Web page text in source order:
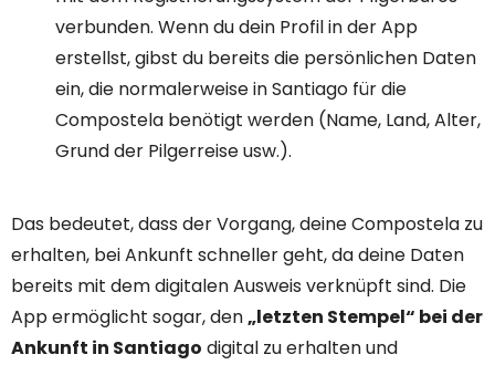
verbunden. Wenn du dein Profil in der App
erstellst, gibst du bereits die persönlichen Daten
ein, die normalerweise in Santiago für die
Compostela benötigt werden (Name, Land, Alter,
Grund der Pilgerreise usw.).
Das bedeutet, dass der Vorgang, deine Compostela zu
erhalten, bei Ankunft schneller geht, da deine Daten
bereits mit dem digitalen Ausweis verknüpft sind. Die
App ermöglicht sogar, den„letzten Stempel“ bei der
Ankunft in Santiago digital zu erhalten und